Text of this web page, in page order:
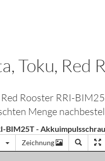
Toku, Red
Red Rooster RRI-
Menge
BIM25T -
Zeichnung